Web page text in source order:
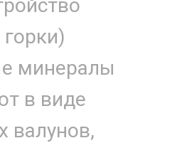
минералы
в виде
валунов,